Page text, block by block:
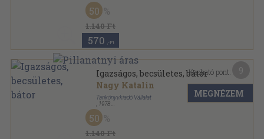
Ragasztott papírkötés
Korszerű nevelés sorozat
1.140 Ft
50
570 ,-Ft
Igazságos, becsületes, bátor
Nagy Katalin
Tankönyvkiadó Vállalat
1978
Ragasztott papírkötés
Korszerű nevelés sorozat
1.140 Ft
50
Kapható pont:
MEGNÉZEM